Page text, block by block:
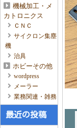
機械加工・メ
カトロニクス
ＣＮＣ
サイクロン集塵
機
治具
ホビーその他
wordpress
メーラー
業務関連・雑務
最近の投稿